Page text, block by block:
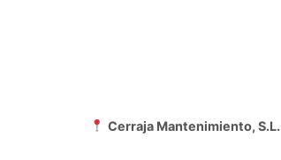
Cerraja Mantenimiento, S.L.